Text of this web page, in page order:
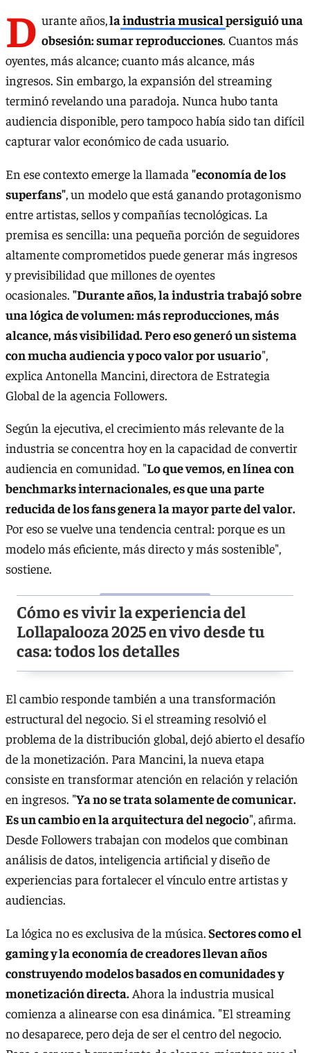
D urante años,laindustria musicalpersiguió una
obsesión: sumar reproducciones. Cuantos más
oyentes, más alcance; cuanto más alcance, más
ingresos. Sin embargo, la expansión del streaming
terminó revelando una paradoja. Nunca hubo tanta
audiencia disponible, pero tampoco había sido tan difícil
capturar valor económico de cada usuario.
En ese contexto emerge la llamada "economía de los
superfans", un modelo que está ganando protagonismo
entre artistas, sellos y compañías tecnológicas. La
premisa es sencilla: una pequeña porción de seguidores
altamente comprometidos puede generar más ingresos
y previsibilidad que millones de oyentes
ocasionales. "Durante años, la industria trabajó sobre
una lógica de volumen: más reproducciones, más
alcance, más visibilidad. Pero eso generó un sistema
con mucha audiencia y poco valor por usuario",
explica Antonella Mancini, directora de Estrategia
Global de la agencia Followers.
Según la ejecutiva, el crecimiento más relevante de la
industria se concentra hoy en la capacidad de convertir
audiencia en comunidad. "Lo que vemos, en línea con
benchmarks internacionales, es que una parte
reducida de los fans genera la mayor parte del valor.
Por eso se vuelve una tendencia central: porque es un
modelo más eficiente, más directo y más sostenible",
sostiene.
Cómo es vivir la experiencia del
Lollapalooza 2025 en vivo desde tu
casa: todos los detalles
El cambio responde también a una transformación
estructural del negocio. Si el streaming resolvió el
problema de la distribución global, dejó abierto el desafío
de la monetización. Para Mancini, la nueva etapa
consiste en transformar atención en relación y relación
en ingresos. "Ya no se trata solamente de comunicar.
Es un cambio en la arquitectura del negocio", afirma.
Desde Followers trabajan con modelos que combinan
análisis de datos, inteligencia artificial y diseño de
experiencias para fortalecer el vínculo entre artistas y
audiencias.
La lógica no es exclusiva de la música.Sectores como el
gaming y la economía de creadores llevan años
construyendo modelos basados en comunidades y
monetización directa. Ahora la industria musical
comienza a alinearse con esa dinámica. "El streaming
no desaparece, pero deja de ser el centro del negocio.